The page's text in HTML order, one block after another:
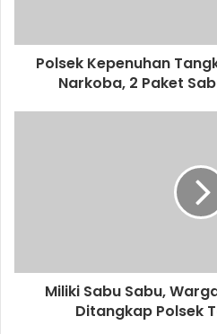
Polsek Kepenuhan
Narkoba, 2 Paket
Miliki Sabu Sabu,
Ditangkap Polsek